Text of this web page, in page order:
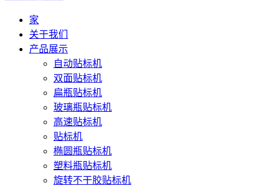
家
关于我们
产品展示
自动贴标机
双面贴标机
扁瓶贴标机
玻璃瓶贴标机
高速贴标机
贴标机
椭圆瓶贴标机
塑料瓶贴标机
旋转不干胶贴标机